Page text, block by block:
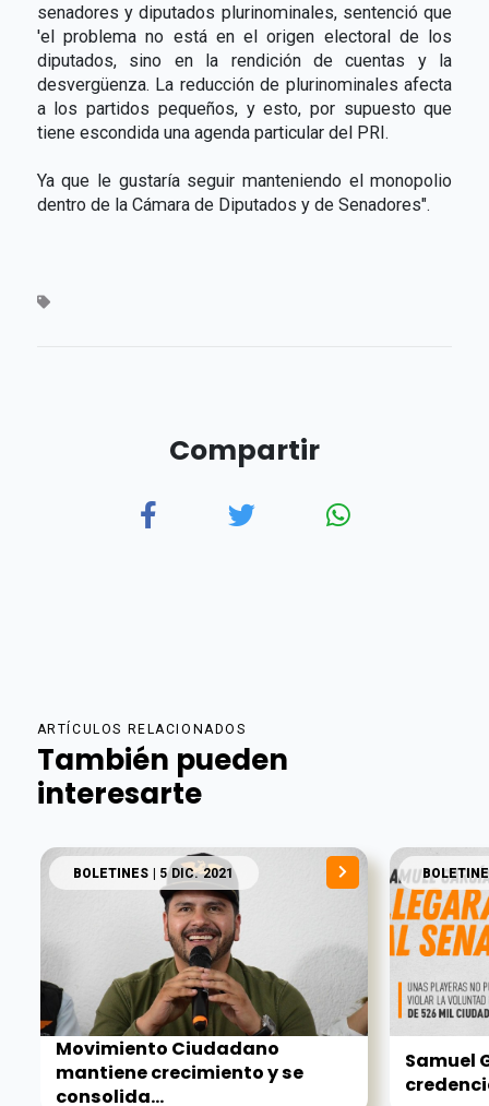
senadores y diputados plurinominales, sentenció que
'el problema no está en el origen electoral de los
diputados, sino en la rendición de cuentas y la
desvergüenza. La reducción de plurinominales afecta
a los partidos pequeños, y esto, por supuesto que
tiene escondida una agenda particular del PRI.
Ya que le gustaría seguir manteniendo el monopolio
dentro de la Cámara de Diputados y de Senadores".
Compartir
ARTÍCULOS RELACIONADOS
También pueden
interesarte
BOLETINES | 5 DIC. 2021
Movimiento Ciudadano
mantiene crecimiento y se
consolida...
Samuel